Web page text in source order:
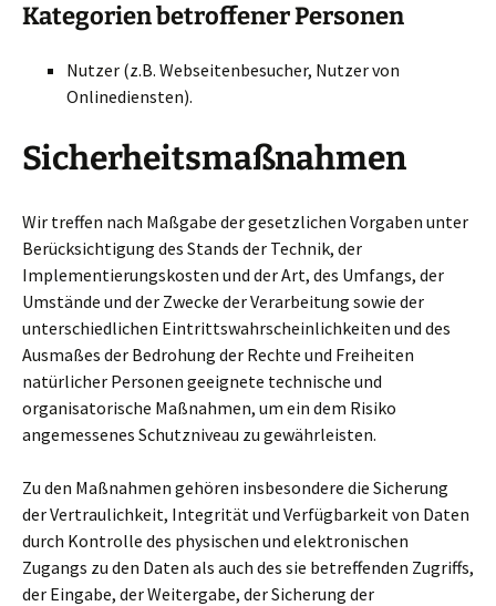
Kategorien betroffener Personen
Nutzer (z.B. Webseitenbesucher, Nutzer von
Onlinediensten).
Sicherheitsmaßnahmen
Wir treffen nach Maßgabe der gesetzlichen Vorgaben unter
Berücksichtigung des Stands der Technik, der
Implementierungskosten und der Art, des Umfangs, der
Umstände und der Zwecke der Verarbeitung sowie der
unterschiedlichen Eintrittswahrscheinlichkeiten und des
Ausmaßes der Bedrohung der Rechte und Freiheiten
natürlicher Personen geeignete technische und
organisatorische Maßnahmen, um ein dem Risiko
angemessenes Schutzniveau zu gewährleisten.
Zu den Maßnahmen gehören insbesondere die Sicherung
der Vertraulichkeit, Integrität und Verfügbarkeit von Daten
durch Kontrolle des physischen und elektronischen
Zugangs zu den Daten als auch des sie betreffenden Zugriffs,
der Eingabe, der Weitergabe, der Sicherung der